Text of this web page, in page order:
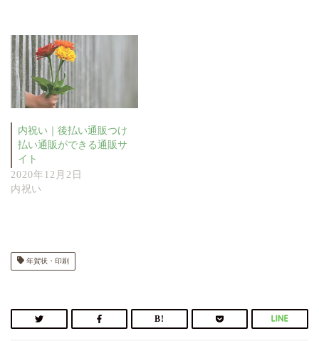
内祝い｜後払い通販つけ
払い通販ができる通販サ
イト
2020年12月2日
内祝い
年賀状・印刷